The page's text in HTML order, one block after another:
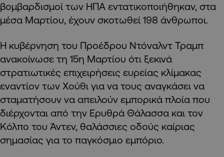
βομβαρδισμοί των ΗΠΑ εντατικοποιήθηκαν, στα
μέσα Μαρτίου, έχουν σκοτωθεί 198 άνθρωποι.
Η κυβέρνηση του Προέδρου Ντόναλντ Τραμπ
ανακοίνωσε τη 15η Μαρτίου ότι ξεκινά
στρατιωτικές επιχειρήσεις ευρείας κλίμακας
εναντίον των Χούθι για να τους αναγκάσει να
σταματήσουν να απειλούν εμπορικά πλοία που
διέρχονται από την Ερυθρά Θάλασσα και τον
Κόλπο του Άντεν, θαλάσσιες οδούς καίριας
σημασίας για το παγκόσμιο εμπόριο.